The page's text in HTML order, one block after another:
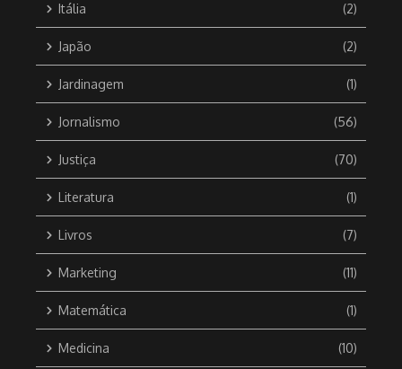
Itália (2)
Japão (2)
Jardinagem (1)
Jornalismo (56)
Justiça (70)
Literatura (1)
Livros (7)
Marketing (11)
Matemática (1)
Medicina (10)